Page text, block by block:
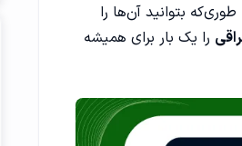
بتوانید آن‌ها را
را یک بار برای همیشه